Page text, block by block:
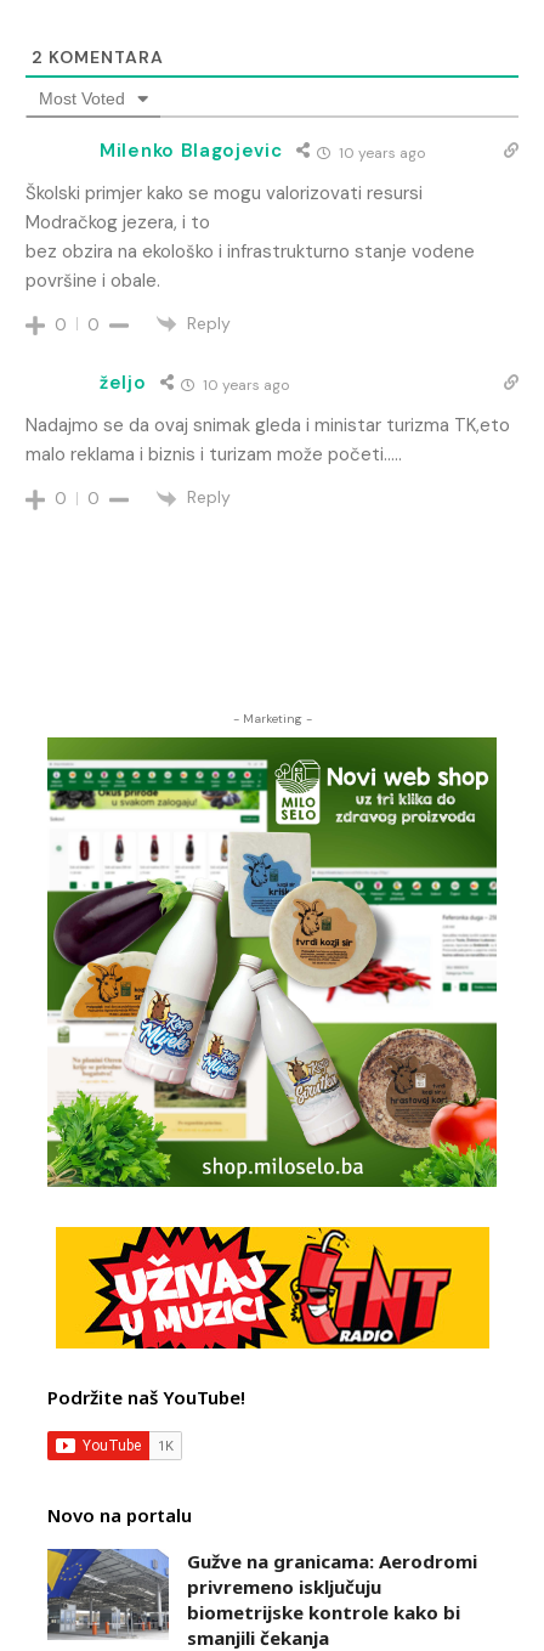
2 KOMENTARA
Most Voted
Milenko Blagojevic 10 years ago
Školski primjer kako se mogu valorizovati resursi
Modračkog jezera, i to
bez obzira na ekološko i infrastrukturno stanje vodene
površine i obale.
0 0 Reply
željo 10 years ago
Nadajmo se da ovaj snimak gleda i ministar turizma TK,eto
malo reklama i biznis i turizam može početi…..
0 0 Reply
- Marketing -
Podržite naš YouTube!
Novo na portalu
Gužve na granicama: Aerodromi
privremeno isključuju
biometrijske kontrole kako bi
smanjili čekanja